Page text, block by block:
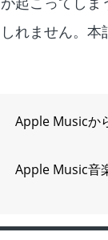
れません。本
Apple Musicか
Apple Music音